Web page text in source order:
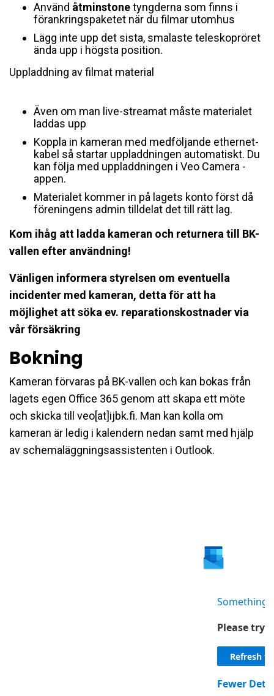
Använd åtminstonetyngderna som finns i
förankringspaketet när du filmar utomhus
Lägg inte upp det sista, smalaste teleskopröret
ända upp i högsta position.
Uppladdning av filmat material
Även om man live-streamat måste materialet
laddas upp
Koppla in kameran med medföljande ethernet-
kabel så startar uppladdningen automatiskt. Du
kan följa med uppladdningen i Veo Camera -
appen.
Materialet kommer in på lagets konto först då
föreningens admin tilldelat det till rätt lag.
Kom ihåg att ladda kameran och returnera till BK-
vallen efter användning!
Vänligen informera styrelsen om eventuella
incidenter med kameran, detta för att ha
möjlighet att söka ev. reparationskostnader via
vår försäkring
Bokning
Kameran förvaras på BK-vallen och kan bokas från
lagets egen Office 365 genom att skapa ett möte
och skicka till veo[at]ijbk.fi. Man kan kolla om
kameran är ledig i kalendern nedan samt med hjälp
av schemaläggningsassistenten i Outlook.